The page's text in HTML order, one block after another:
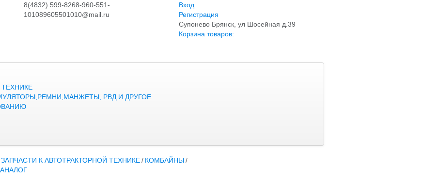
8(4832) 599-8268-960-551-
101089605501010@mail.ru
Вход
Регистрация
Супонево Брянск, ул Шосейная д.39
Корзина товаров:
РВД И ДРУГОЕ
ЗАПЧАСТИ К АВТОТРАКТОРНОЙ ТЕХНИКЕ/ КОМБАЙНЫ/